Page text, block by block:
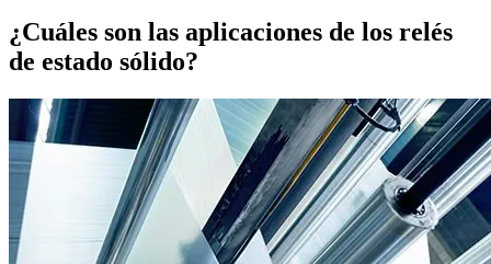
¿Cuáles son las aplicaciones de los relés
de estado sólido?